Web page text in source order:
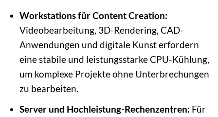
Workstations für Content Creation:
Videobearbeitung, 3D-Rendering, CAD-
Anwendungen und digitale Kunst erfordern
eine stabile und leistungsstarke CPU-Kühlung,
um komplexe Projekte ohne Unterbrechungen
zu bearbeiten.
Server und Hochleistung-Rechenzentren: Für